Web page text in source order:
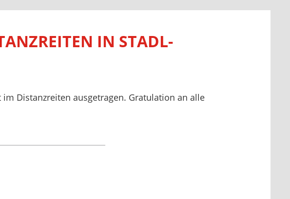
IN STADL-
Distanzreiten ausgetragen. Gratulation an alle